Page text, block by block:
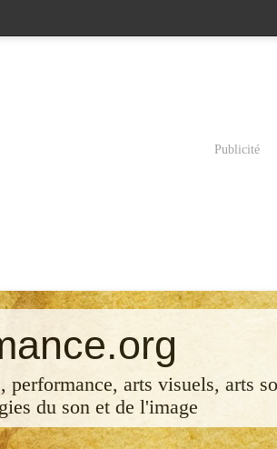
Publicité
performance, arts visuels, arts
du son et de l'image